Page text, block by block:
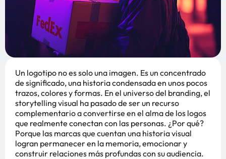
Un logotipo no es solo una imagen. Es un concentrado
de significado, una historia condensada en unos pocos
trazos, colores y formas. En el universo del branding, el
storytelling visual ha pasado de ser un recurso
complementario a convertirse en el alma de los logos
que realmente conectan con las personas. ¿Por qué?
Porque las marcas que cuentan una historia visual
logran permanecer en la memoria, emocionar y
construir relaciones más profundas con su audiencia.